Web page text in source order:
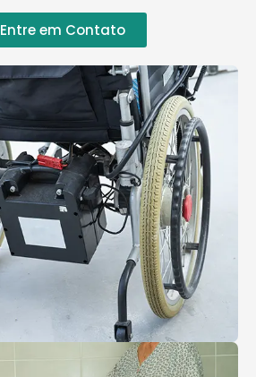
Entre em Contato